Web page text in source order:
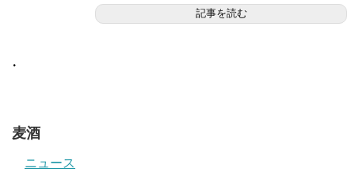
記事を読む
・
麦酒
ニュース